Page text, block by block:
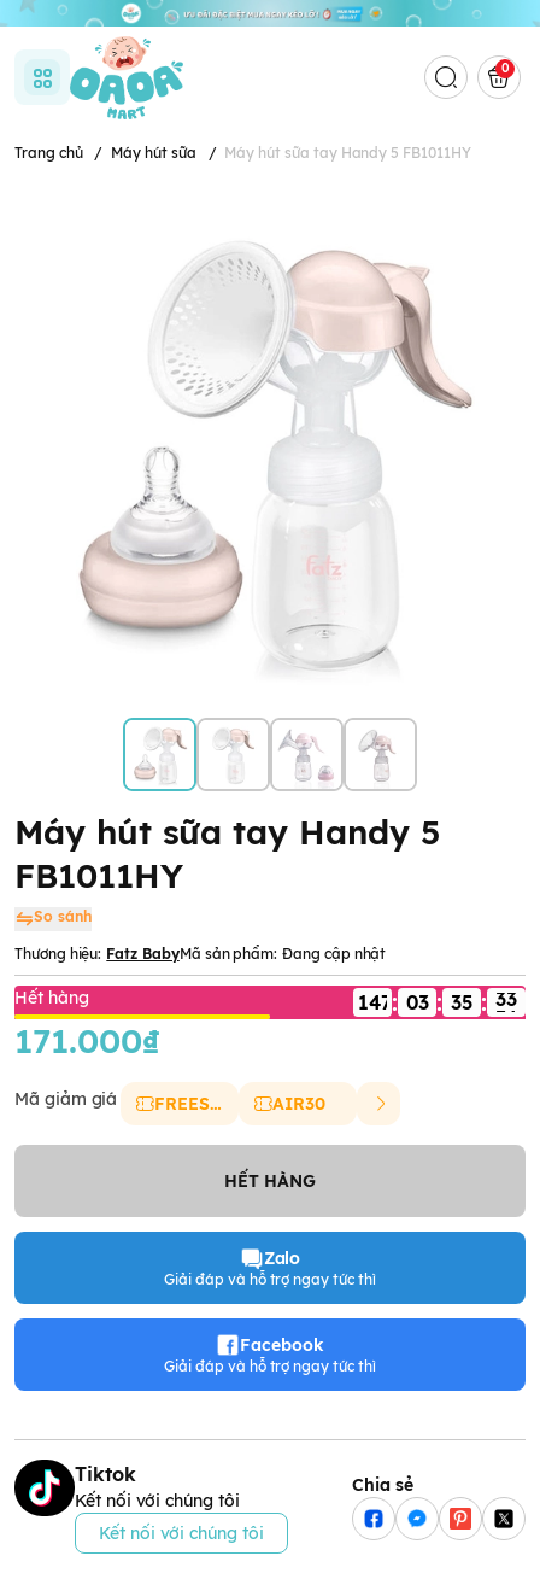
0
Trang chủ / Máy hút sữa / Máy hút sữa tay Handy 5 FB1011HY
Máy hút sữa tay Handy 5
FB1011HY
So sánh
Thương hiệu: Fatz BabyMã sản phẩm: Đang cập nhật
Hết hàng 147 : 03 : :
171.000₫
Mã giảm giá FREESHIP AIR30
HẾT HÀNG
Zalo
Giải đáp và hỗ trợ ngay tức thì
Facebook
Giải đáp và hỗ trợ ngay tức thì
Tiktok
Kết nối với chúng tôi
Kết nối với chúng tôi
Chia sẻ